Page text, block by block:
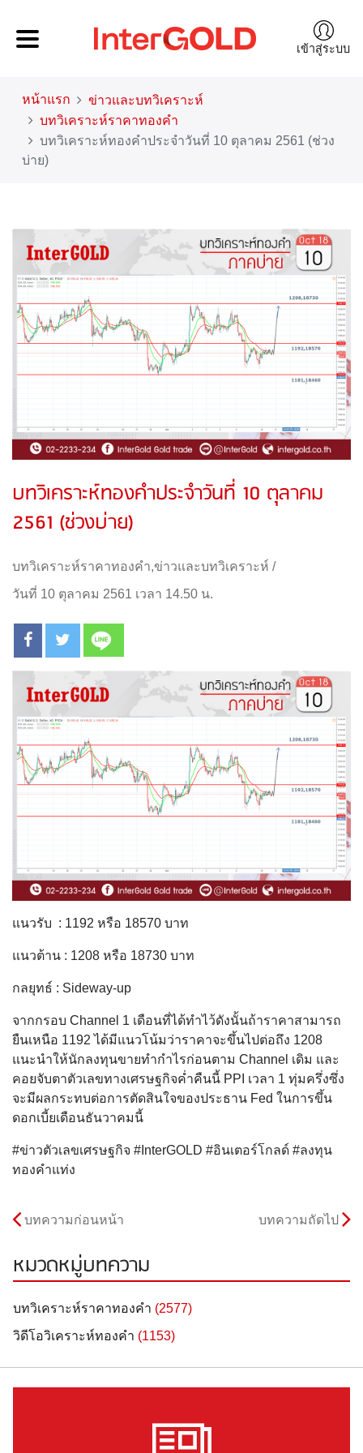
เข้าสู่ระบบ
หน้าแรก
ข่าวและบทวิเคราะห์
บทวิเคราะห์ราคาทองคำ
บทวิเคราะห์ทองคำประจำวันที่ 10 ตุลาคม 2561 (ช่วง
บ่าย)
บทวิเคราะห์ทองคำประจำวันที่ 10 ตุลาคม
2561 (ช่วงบ่าย)
บทวิเคราะห์ราคาทองคำ,ข่าวและบทวิเคราะห์ /
วันที่ 10 ตุลาคม 2561 เวลา 14.50 น.
แนวรับ : 1192 หรือ 18570 บาท
แนวต้าน : 1208 หรือ 18730 บาท
กลยุทธ์ : Sideway-up
จากกรอบ Channel 1 เดือนที่ได้ทำไว้ดังนั้นถ้าราคาสามารถ
ยืนเหนือ 1192 ได้มีแนวโน้มว่าราคาจะขึ้นไปต่อถึง 1208
แนะนำให้นักลงทุนขายทำกำไรก่อนตาม Channel เดิม และ
คอยจับตาตัวเลขทางเศรษฐกิจค่ำคืนนี้ PPI เวลา 1 ทุ่มครึ่งซึ่ง
จะมีผลกระทบต่อการตัดสินใจของประธาน Fed ในการขึ้น
ดอกเบี้ยเดือนธันวาคมนี้
#ข่าวตัวเลขเศรษฐกิจ #InterGOLD #อินเตอร์โกลด์ #ลงทุน
ทองคำแท่ง
บทความก่อนหน้า บทความถัดไป
หมวดหมู่บทความ
บทวิเคราะห์ราคาทองคำ (2577)
วิดีโอวิเคราะห์ทองคำ (1153)